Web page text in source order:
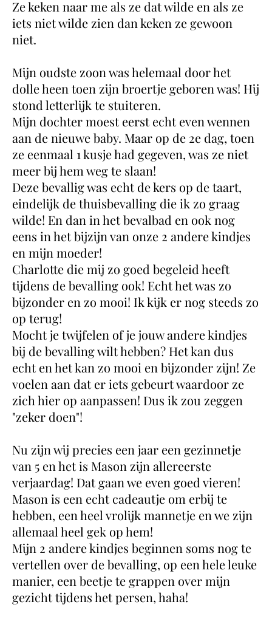
Ze keken naar me als ze dat wilde en als ze
iets niet wilde zien dan keken ze gewoon
niet.
Mijn oudste zoon was helemaal door het
dolle heen toen zijn broertje geboren was! Hij
stond letterlijk te stuiteren.
Mijn dochter moest eerst echt even wennen
aan de nieuwe baby. Maar op de 2e dag, toen
ze eenmaal 1 kusje had gegeven, was ze niet
meer bij hem weg te slaan!
Deze bevallig was echt de kers op de taart,
eindelijk de thuisbevalling die ik zo graag
wilde! En dan in het bevalbad en ook nog
eens in het bijzijn van onze 2 andere kindjes
en mijn moeder!
Charlotte die mij zo goed begeleid heeft
tijdens de bevalling ook! Echt het was zo
bijzonder en zo mooi! Ik kijk er nog steeds zo
op terug!
Mocht je twijfelen of je jouw andere kindjes
bij de bevalling wilt hebben? Het kan dus
echt en het kan zo mooi en bijzonder zijn! Ze
voelen aan dat er iets gebeurt waardoor ze
zich hier op aanpassen! Dus ik zou zeggen
"zeker doen"!
Nu zijn wij precies een jaar een gezinnetje
van 5 en het is Mason zijn allereerste
verjaardag! Dat gaan we even goed vieren!
Mason is een echt cadeautje om erbij te
hebben, een heel vrolijk mannetje en we zijn
allemaal heel gek op hem!
Mijn 2 andere kindjes beginnen soms nog te
vertellen over de bevalling, op een hele leuke
manier, een beetje te grappen over mijn
gezicht tijdens het persen, haha!